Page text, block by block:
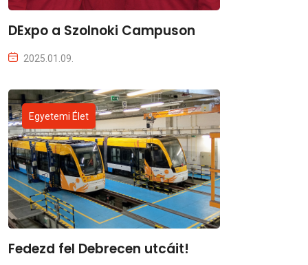
DExpo a Szolnoki Campuson
2025.01.09.
Egyetemi Élet
Fedezd fel Debrecen utcáit!